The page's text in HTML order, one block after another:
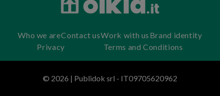
Who we areContact usWork with us Brand identity
Privacy
Terms and Conditions
© 2026 | Publidok srl - IT09705620962